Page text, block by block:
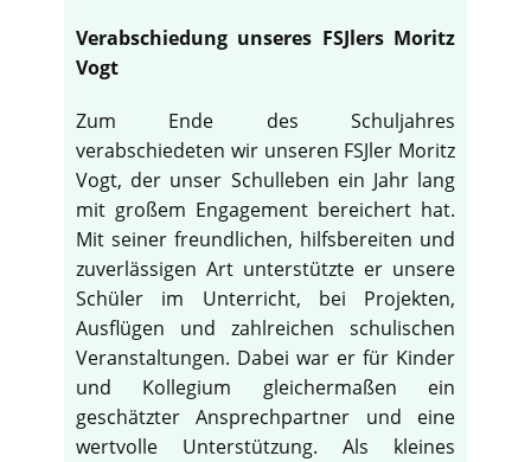
Verabschiedung unseres FSJlers Moritz
Vogt
Zum Ende des Schuljahres
verabschiedeten wir unseren FSJler Moritz
Vogt, der unser Schulleben ein Jahr lang
mit großem Engagement bereichert hat.
Mit seiner freundlichen, hilfsbereiten und
zuverlässigen Art unterstützte er unsere
Schüler im Unterricht, bei Projekten,
Ausflügen und zahlreichen schulischen
Veranstaltungen. Dabei war er für Kinder
und Kollegium gleichermaßen ein
geschätzter Ansprechpartner und eine
wertvolle Unterstützung. Als kleines